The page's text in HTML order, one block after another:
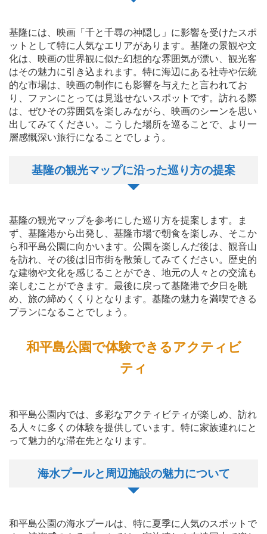
基隆には、映画「千と千尋の神隠し」に影響を受けたスポ
ットとして特に人気なエリアがあります。基隆の景観や文
化は、映画の世界観に似た幻想的な雰囲気が漂い、観光客
はその魅力に引き込まれます。特に海辺にある社寺や伝統
的な市場は、映画の制作にも影響を与えたと言われてお
り、ファンにとっては見逃せないスポットです。訪れる際
は、ぜひその雰囲気を楽しみながら、映画のシーンを思い
出してみてください。こうした場所を巡ることで、より一
層感慨深い旅行になることでしょう。
基隆の観光マップに沿った巡り方の提案
基隆の観光マップを参考にした巡り方を提案します。ま
ず、基隆港から出発し、基隆市場で朝食を楽しみ、そこか
ら和平島公園に向かいます。公園を楽しんだ後は、観音山
を訪れ、その後は旧市街を散策してみてください。歴史的
な建物や文化を感じることができ、地元の人々との交流も
楽しむことができます。最後に戻って基隆港で夕日を眺
め、旅の締めくくりとなります。基隆の魅力を満喫できる
プランになることでしょう。
和平島公園で体験できるアクティビ
ティ
和平島公園内では、多彩なアクティビティが楽しめ、訪れ
る人々に多くの体験を提供しています。特に家族連れにと
って魅力的な滞在先となります。
海水プールと周辺施設の魅力について
和平島公園の海水プールは、特に夏季に人気のスポットで